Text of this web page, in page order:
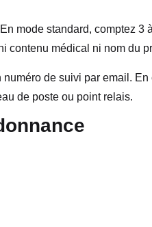
mode standard, comptez 3
contenu médical ni nom du
de suivi par email. En
de poste ou point relais.